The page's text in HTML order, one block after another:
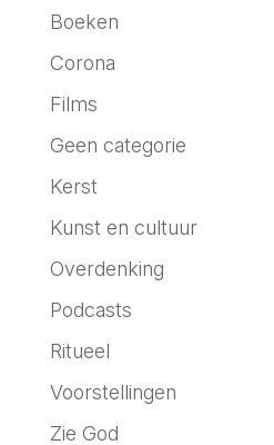
Boeken
Corona
Films
Geen categorie
Kerst
Kunst en cultuur
Overdenking
Podcasts
Ritueel
Voorstellingen
Zie God